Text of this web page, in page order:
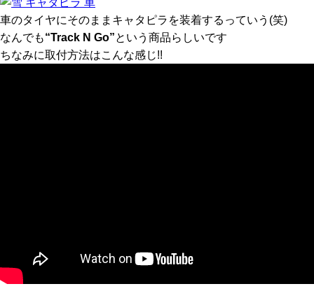
車のタイヤにそのままキャタピラを装着するっていう(笑)
なんでも“Track N Go”という商品らしいです
ちなみに取付方法はこんな感じ!!